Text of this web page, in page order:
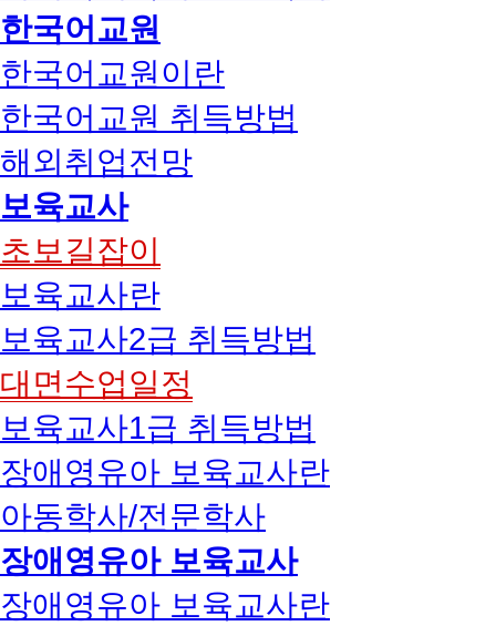
한국어교원
한국어교원이란
한국어교원 취득방법
해외취업전망
보육교사
초보길잡이
보육교사란
보육교사2급 취득방법
대면수업일정
보육교사1급 취득방법
장애영유아 보육교사란
아동학사/전문학사
장애영유아 보육교사
장애영유아 보육교사란